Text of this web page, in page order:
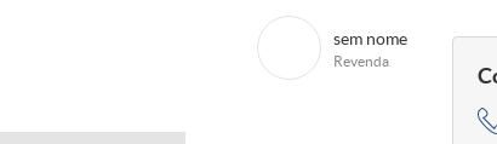
sem nome
Revenda